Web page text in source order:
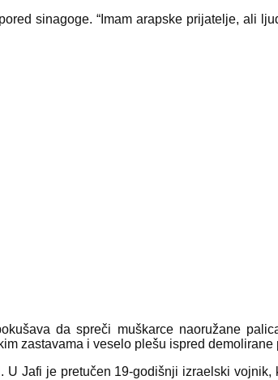
sinagoge. “Imam arapske prijatelje, ali
da spreči muškarce naoružane
zastavama i veselo plešu ispred
Jafi je pretučen 19-godišnji izraelski